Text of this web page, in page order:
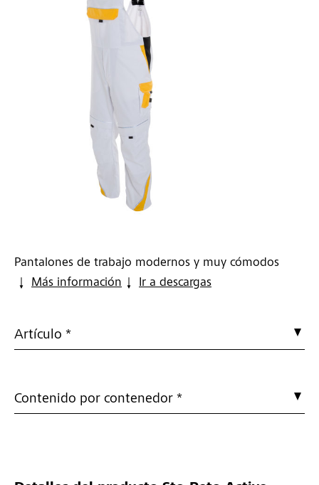
Pantalones de trabajo modernos y muy cómodos
Más información
Ir a descargas
Artículo *
Contenido por contenedor *